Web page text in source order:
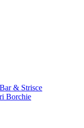
& Strisce
Borchie